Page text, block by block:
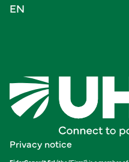
EN
Privacy notice